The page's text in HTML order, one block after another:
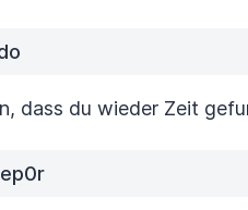
dass du wieder Zeit